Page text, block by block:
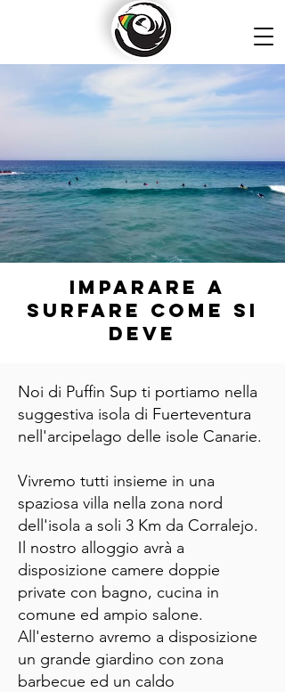
imparare a
surfare come si
deve
Noi di Puffin Sup ti portiamo nella
suggestiva isola di Fuerteventura
nell'arcipelago delle isole Canarie.
Vivremo tutti insieme in una
spaziosa villa nella zona nord
dell'isola a soli 3 Km da Corralejo.
Il nostro alloggio avrà a
disposizione camere doppie
private con bagno, cucina in
comune ed ampio salone.
All'esterno avremo a disposizione
un grande giardino con zona
barbecue ed un caldo